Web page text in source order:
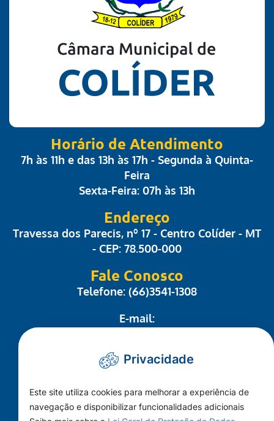
Horário de Atendimento
7h às 11h e das 13h às 17h - Segunda à Quinta-
Feira
Sexta-Feira: 07h às 13h
Endereço
Travessa dos Parecis, nº 17 - Centro Colíder - MT
- CEP: 78.500-000
Fale Conosco
Telefone: (66)3541-1308
E-mail:
administrativo@camaracolider.mt.gov.br
Mapa do Site
Conheça a Câmara
A Cidade
Privacidade
Este site utiliza cookies para melhorar a experiência de
navegação e disponibilizar funcionalidades adicionais